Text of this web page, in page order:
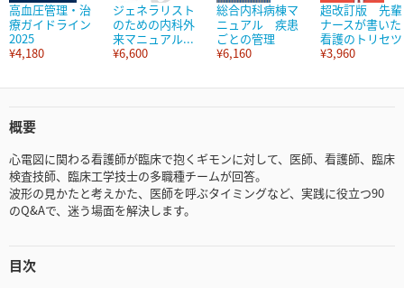
高血圧管理・治
療ガイドライン
2025
¥4,180
ジェネラリスト
のための内科外
来マニュアル...
¥6,600
総合内科病棟マ
ニュアル 疾患
ごとの管理
¥6,160
超改訂版 先輩
ナースが書いた
看護のトリセツ
¥3,960
概要
心電図に関わる看護師が臨床で抱くギモンに対して、医師、看護師、臨床
検査技師、臨床工学技士の多職種チームが回答。
波形の見かたと考えかた、医師を呼ぶタイミングなど、実践に役立つ90
のQ&Aで、迷う場面を解決します。
目次